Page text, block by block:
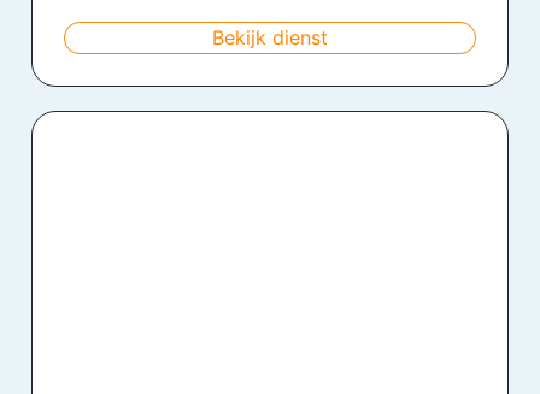
Bekijk dienst